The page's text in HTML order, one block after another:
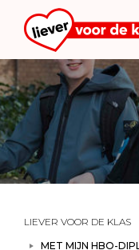
LIEVER VOOR DE KLAS
MET MIJN HBO-